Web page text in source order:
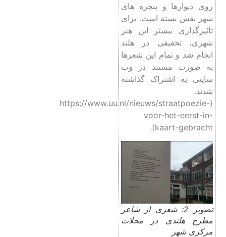
روی دیوارها و پنجره های
شهر نقش بسته است. برای
تاثیرگذاری بیشتر این هنر
شهری، تحقیقی در هلند
انجام شد و تمام این شعرها
به صورت مستند در وب
سایتی به اشتراک گذاشته
شدند.
(https://www.uu.nl/nieuws/straatpoezie-
voor-het-eerst-in-
kaart-gebracht).
تصویر 2: شعری از شاعر
مطرح هلندی در محلات
مرکزی شهر